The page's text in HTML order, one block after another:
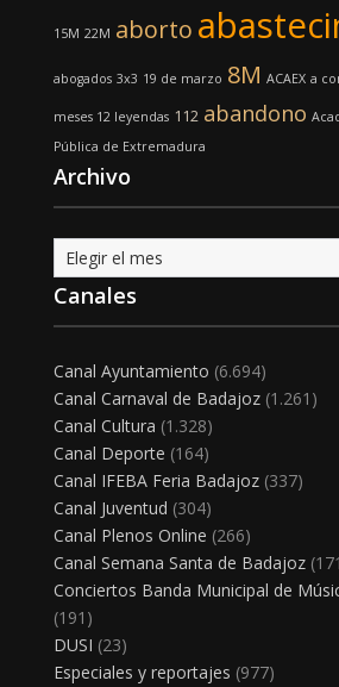
15M 22M aborto
abogados 3x3 19 de marzo 8M ACAEX a
meses 12 leyendas 112 abandono
Pública de Extremadura
Archivo
Archivo
Canales
Canal Ayuntamiento (6.694)
Canal Carnaval de Badajoz(1.261)
Canal Cultura (1.328)
Canal Deporte (164)
Canal IFEBA Feria Badajoz(337)
Canal Juventud (304)
Canal Plenos Online (266)
Canal Semana Santa de Badajoz
Conciertos Banda Municipal de
(191)
DUSI (23)
Especiales y reportajes (977)